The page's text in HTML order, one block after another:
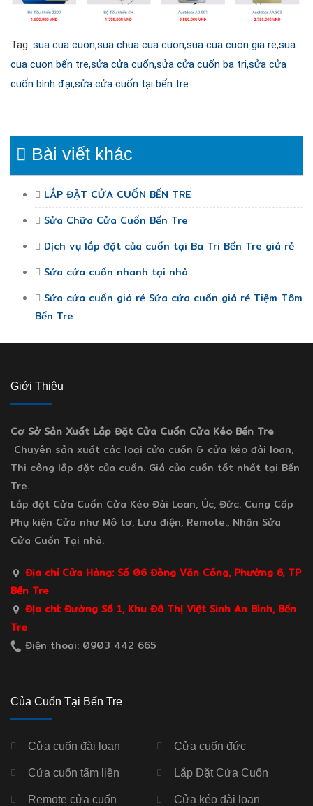
Tag: sua cua cuon,sua chua cua cuon,sua cua cuon gia re,sua
cua cuon bến tre,sửa cửa cuốn,sửa cửa cuốn ba tri,sửa cửa
cuốn bình đại,sửa cửa cuốn tại bến tre
Bài viết khác
LẮP ĐẶT CỬA CUỐN BẾN TRE
Sửa Chữa Cửa Cuốn Bến Tre
Dịch vụ lắp đặt của cuốn tại Ba Tri Bến Tre giá rẻ
Sửa cửa cuốn nhanh tại nhà
Sửa cửa cuốn giá rẻ Sửa cửa cuốn giá rẻ Tiệm Tôm
Bến Tre
Giới Thiệu
Cơ Sở Sản Xuất Lắp Đặt Cửa Cuốn Cửa Kéo Bến Tre
Chuyên sản xuất các loại cửa cuốn & cửa kéo đài loan,
Thi công lắp đặt của cuốn. Giá của cuốn tốt nhất tại Bến
Tre.
Lắp đặt Cửa Cuốn Cửa Kéo Đài Loan, Úc, Đức. Cung Cấp
Phụ kiện Cửa như Mô tơ, Lưu điện, Remote., Nhận Sửa
Cửa Cuốn Tại nhà.
Địa chỉ Cửa Hàng: Số 06 Đồng Văn Cống, Phường 6, TP
Bến Tre
Địa chỉ: Đường Số 1, Khu Đô Thị Việt Sinh An Bình, Bến
Tre
Điện thoại: 0903 442 665
Của Cuốn Tại Bến Tre
Cửa cuốn đài loan Cửa cuốn đức
Cửa cuốn tấm liền Lắp Đặt Cửa Cuốn
Remote cửa cuốn Cửa kéo đài loan